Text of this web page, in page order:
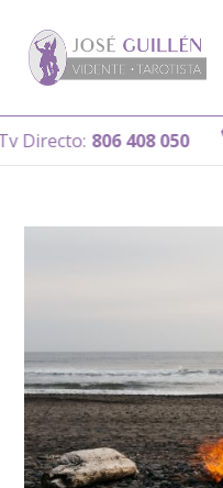
Directo: 806 408 050